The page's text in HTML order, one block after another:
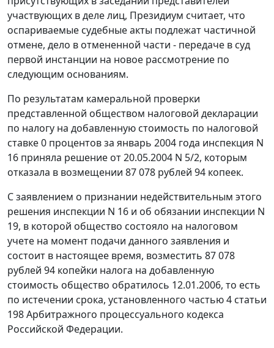
участвующих в деле лиц, Президиум считает, что
оспариваемые судебные акты подлежат частичной
отмене, дело в отмененной части - передаче в суд
первой инстанции на новое рассмотрение по
следующим основаниям.
По результатам камеральной проверки
представленной обществом налоговой декларации
по налогу на добавленную стоимость по налоговой
ставке 0 процентов за январь 2004 года инспекция N
16 приняла решение от 20.05.2004 N 5/2, которым
отказала в возмещении 87 078 рублей 94 копеек.
С заявлением о признании недействительным этого
решения инспекции N 16 и об обязании инспекции N
19, в которой общество состояло на налоговом
учете на момент подачи данного заявления и
состоит в настоящее время, возместить 87 078
рублей 94 копейки налога на добавленную
стоимость общество обратилось 12.01.2006, то есть
по истечении срока, установленного частью 4 статьи
198 Арбитражного процессуального кодекса
Российской Федерации.